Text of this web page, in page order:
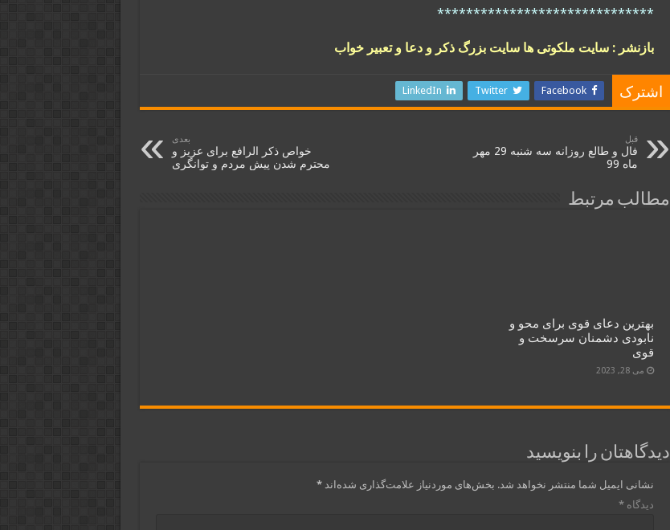
******************************
بازنشر : سایت ملکوتی ها سایت بزرگ ذکر و دعا و تعبیر خواب
اشترک Facebook
Twitter
LinkedIn
قبل
فال و طالع روزانه سه شنبه 29 مهر
ماه 99
بعدی
خواص ذکر الرافع برای عزیز و
محترم شدن پیش مردم و توانگری
مطالب مرتبط
بهترین دعای قوی برای محو و
نابودی دشمنان سرسخت و
قوی
می 28, 2023
دیدگاهتان را بنویسید
نشانی ایمیل شما منتشر نخواهد شد. بخش‌های موردنیاز علامت‌گذاری شده‌اند*
دیدگاه*